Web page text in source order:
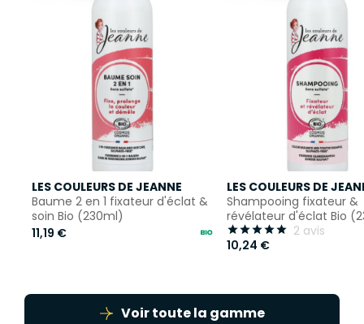
LES COULEURS DE JEANNE
Baume 2 en 1 fixateur d'éclat &
soin Bio (230ml)
11,19 €
LES COULEURS DE
Shampooing fixateur &
révélateur d'éclat Bio
 2 avis
10,24 €
Voir toute la gamme